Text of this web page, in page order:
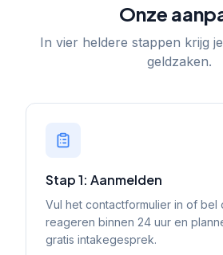
Onze
In vier heldere stappen krijg
geldzaken.
Stap 1: Aanmelden
Vul het contactformulier in of bel
reageren binnen 24 uur en
gratis intakegesprek.